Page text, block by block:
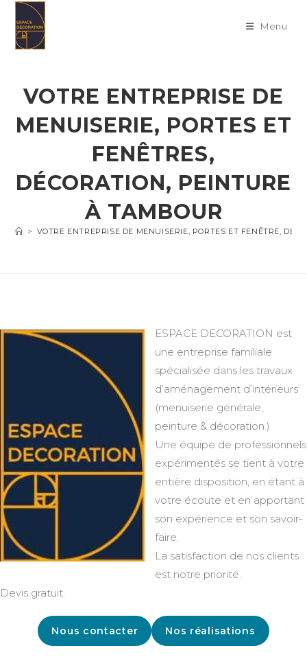
content
Menu
VOTRE ENTREPRISE DE
MENUISERIE, PORTES ET
FENÊTRES,
DÉCORATION, PEINTURE
À TAMBOUR
> VOTRE ENTREPRISE DE MENUISERIE, PORTES ET FENÊTRE,
ESPACE DECORATION est
une entreprise familiale
spécialisée dans les travaux
d’aménagement d’intérieurs
(menuiserie générale,
peinture & décoration.)
Une équipe de professionnels
expérimentés se tient à votre
entière disposition, en étant à
votre écoute et en apportant
son expérience et son savoir-
faire.
La satisfaction de nos clients
est notre priorité.
Devis gratuit.
Nous contacter Nos réalisations